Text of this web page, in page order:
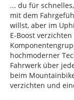
... du für
mit dem
willst, aber im
E-Boost
hochmoderner
Fahrwerk über
beim
verzichten und